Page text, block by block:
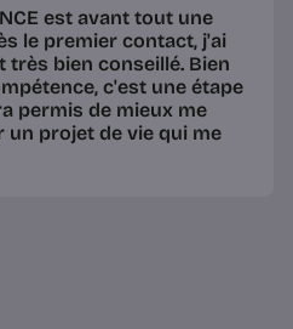
est avant tout une
le premier contact, j'ai
très bien conseillé. Bien
c'est une étape
permis de mieux me
projet de vie qui me